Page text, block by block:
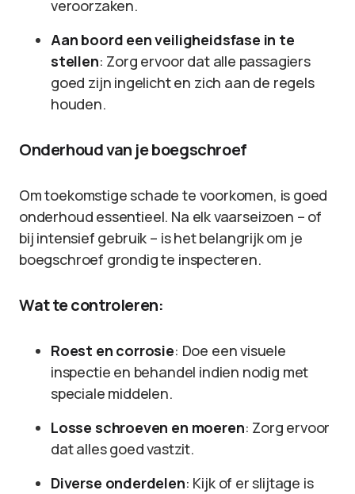
veroorzaken.
Aan boord een veiligheidsfase in te
stellen: Zorg ervoor dat alle passagiers
goed zijn ingelicht en zich aan de regels
houden.
Onderhoud van je boegschroef
Om toekomstige schade te voorkomen, is goed
onderhoud essentieel. Na elk vaarseizoen – of
bij intensief gebruik – is het belangrijk om je
boegschroef grondig te inspecteren.
Wat te controleren:
Roest en corrosie: Doe een visuele
inspectie en behandel indien nodig met
speciale middelen.
Losse schroeven en moeren: Zorg ervoor
dat alles goed vastzit.
Diverse onderdelen: Kijk of er slijtage is